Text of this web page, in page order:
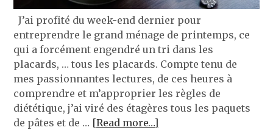
J’ai profité du week-end dernier pour
entreprendre le grand ménage de printemps, ce
qui a forcément engendré un tri dans les
placards, … tous les placards. Compte tenu de
mes passionnantes lectures, de ces heures à
comprendre et m’approprier les règles de
diététique, j’ai viré des étagères tous les paquets
de pâtes et de … [Read more…]